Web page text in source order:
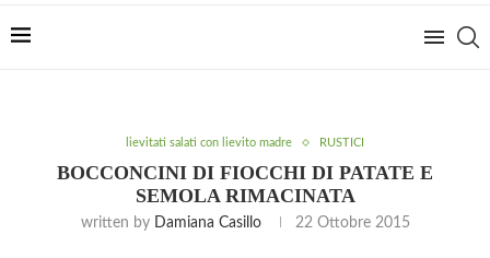
lievitati salati con lievito madre RUSTICI
BOCCONCINI DI FIOCCHI DI PATATE E
SEMOLA RIMACINATA
written by Damiana Casillo 22 Ottobre 2015